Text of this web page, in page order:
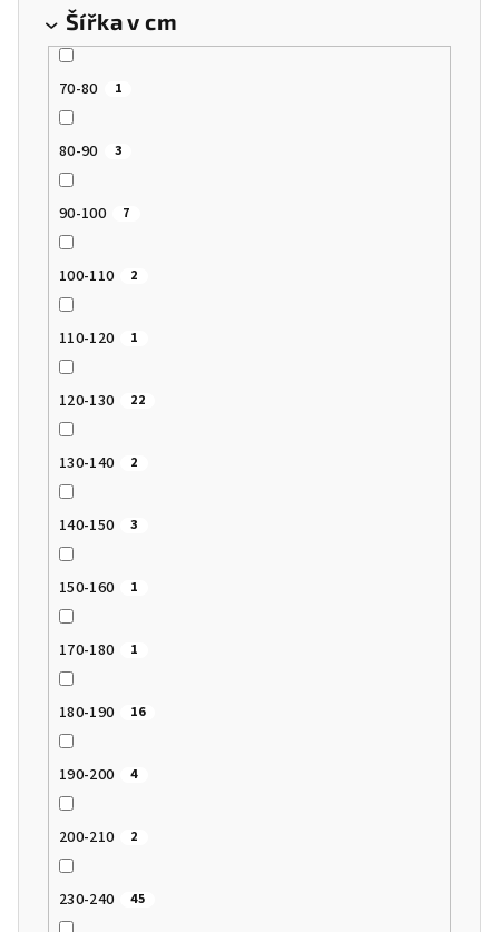
Šířka v cm
70-80 1
80-90 3
90-100 7
100-110 2
110-120 1
120-130 22
130-140 2
140-150 3
150-160 1
170-180 1
180-190 16
190-200 4
200-210 2
230-240 45